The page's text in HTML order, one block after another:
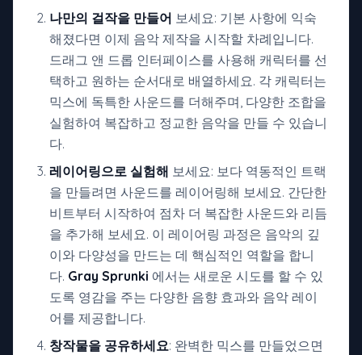
나만의 걸작을 만들어 보세요: 기본 사항에 익숙
해졌다면 이제 음악 제작을 시작할 차례입니다.
드래그 앤 드롭 인터페이스를 사용해 캐릭터를 선
택하고 원하는 순서대로 배열하세요. 각 캐릭터는
믹스에 독특한 사운드를 더해주며, 다양한 조합을
실험하여 복잡하고 정교한 음악을 만들 수 있습니
다.
레이어링으로 실험해 보세요: 보다 역동적인 트랙
을 만들려면 사운드를 레이어링해 보세요. 간단한
비트부터 시작하여 점차 더 복잡한 사운드와 리듬
을 추가해 보세요. 이 레이어링 과정은 음악의 깊
이와 다양성을 만드는 데 핵심적인 역할을 합니
다. Gray Sprunki 에서는 새로운 시도를 할 수 있
도록 영감을 주는 다양한 음향 효과와 음악 레이
어를 제공합니다.
창작물을 공유하세요: 완벽한 믹스를 만들었으면